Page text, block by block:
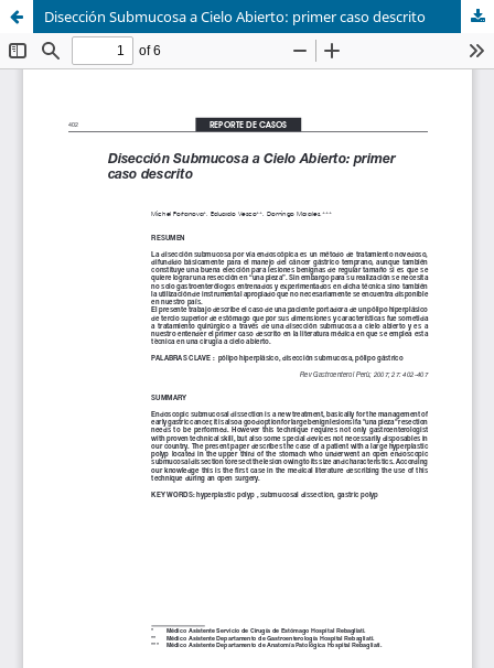
Disección Submucosa a Cielo Abierto: primer caso descrito